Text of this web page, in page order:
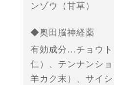
ンゾウ（甘草）
◆奥田脳神経薬
有効成分…チョウト
仁）、テンナンシ
羊カク末）、サイ